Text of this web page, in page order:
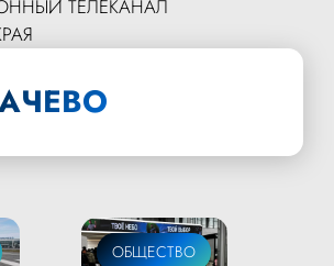
ТЕЛЕКАНАЛ
ТУРИЗМ
ОБЩЕСТВО